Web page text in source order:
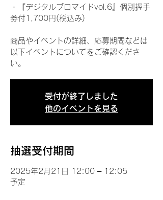
・『デジタルブロマイドvol.6』個別握手
券付1,700円(税込み)
商品やイベントの詳細、応募期間などは
以下イベントについてをご確認くださ
い。
受付が終了しました
他のイベントを見る
抽選受付期間
2025年2月21日 12:00 – 12:05
予定